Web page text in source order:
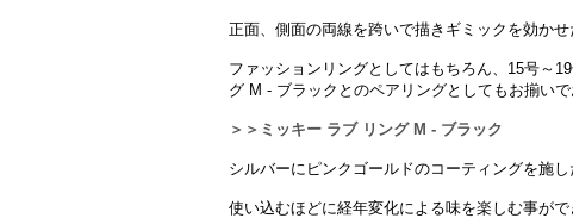
正面、側面の両線を跨いで描きギミックを効かせ
ファッションリングとしてはもちろん、15号～
グ M - ブラックとのペアリングとしてもお揃いで
＞＞ミッキー ラブ リング M - ブラック
シルバーにピンクゴールドのコーティングを施し
使い込むほどに経年変化による味を楽しむ事がで